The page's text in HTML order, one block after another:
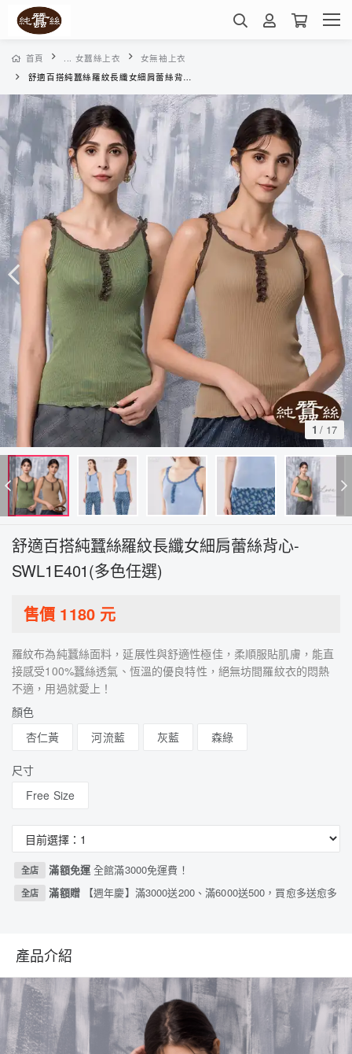
首頁 ... 女蠶絲上衣
女無袖上衣
舒適百搭純蠶絲羅紋長纖女細肩蕾絲背心-SWL1E401(多色任選)
1 / 17
舒適百搭純蠶絲羅紋長纖女細肩蕾絲背心-
SWL1E401(多色任選)
售價 1180元
羅紋布為純蠶絲面料，延展性與舒適性極佳，柔順服貼肌膚，能直
接感受100%蠶絲透氣、恆溫的優良特性，絕無坊間羅紋衣的悶熱
不適，用過就愛上！
顏色
杏仁黃
河流藍 灰藍 森綠
尺寸
Free Size
全店 滿額免運全館滿3000免運費！
全店 滿額贈 【週年慶】滿3000送200、滿6000送500，買愈多送愈多
產品介紹